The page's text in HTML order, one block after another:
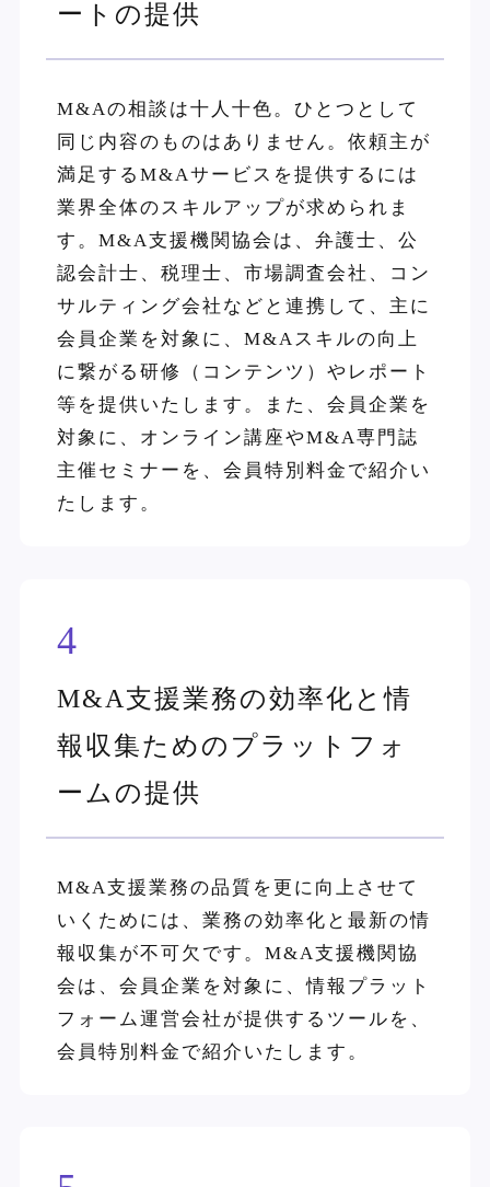
ートの提供
M&Aの相談は十人十色。ひとつとして
同じ内容のものはありません。依頼主が
満足するM&Aサービスを提供するには
業界全体のスキルアップが求められま
す。M&A支援機関協会は、弁護士、公
認会計士、税理士、市場調査会社、コン
サルティング会社などと連携して、主に
会員企業を対象に、M&Aスキルの向上
に繋がる研修（コンテンツ）やレポート
等を提供いたします。また、会員企業を
対象に、オンライン講座やM&A専門誌
主催セミナーを、会員特別料金で紹介い
たします。
4
M&A支援業務の効率化と情
報収集ためのプラットフォ
ームの提供
M&A支援業務の品質を更に向上させて
いくためには、業務の効率化と最新の情
報収集が不可欠です。M&A支援機関協
会は、会員企業を対象に、情報プラット
フォーム運営会社が提供するツールを、
会員特別料金で紹介いたします。